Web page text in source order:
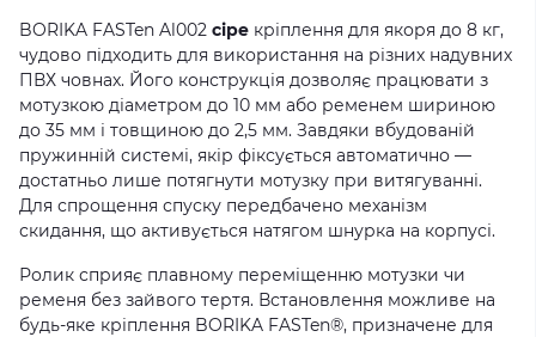
BORIKA FASTen Al002 сіре кріплення для якоря до 8 кг,
чудово підходить для використання на різних надувних
ПВХ човнах. Його конструкція дозволяє працювати з
мотузкою діаметром до 10 мм або ременем шириною
до 35 мм і товщиною до 2,5 мм. Завдяки вбудованій
пружинній системі, якір фіксується автоматично —
достатньо лише потягнути мотузку при витягуванні.
Для спрощення спуску передбачено механізм
скидання, що активується натягом шнурка на корпусі.
Ролик сприяє плавному переміщенню мотузки чи
ременя без зайвого тертя. Встановлення можливе на
будь-яке кріплення BORIKA FASTen®, призначене для